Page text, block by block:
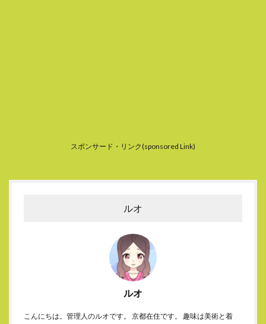
スポンサード・リンク(sponsored Link)
ルオ
ルオ
こんにちは。管理人のルオです。 京都在住です。 趣味は美術と着